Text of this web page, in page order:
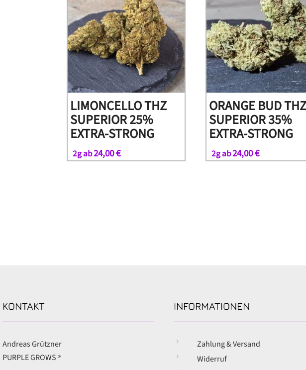
LIMONCELLO THZ
SUPERIOR 25%
EXTRA-STRONG
2g ab24,00€
ORANGE BUD THZ
SUPERIOR 35%
EXTRA-STRONG
2g ab24,00€
KONTAKT
Andreas Grützner
PURPLE GROWS®
INFORMATIONEN
5 Zahlung & Versand
5 Widerruf